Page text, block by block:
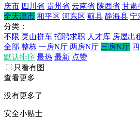
庆市 四川省 贵州省 云南省 陕西省 甘肃
全天津市 和平区 河东区 蓟县 静海县 宁
分类：
不限 灵山拼车 招聘求职 人才库 房屋出
全部 整栋 一房N厅 两房N厅 三房N厅
默认排序 最热 最新 点赞
只看有图
查看更多
没有更多了
安全小贴士